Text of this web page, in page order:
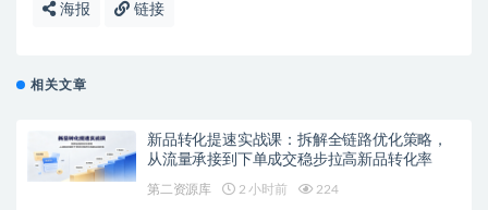
海报 链接
相关文章
新品转化提速实战课：拆解全链路优化策略，
从流量承接到下单成交稳步拉高新品转化率
第二资源库 2 小时前 224